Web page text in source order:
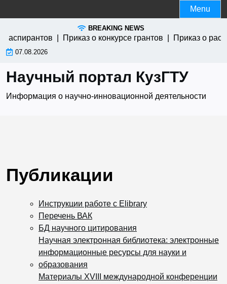
to
Menu
BREAKING NEWS
аспирантов | Приказ о конкурсе грантов | Приказ о
07.08.2026
Научный портал КузГТУ
Информация о научно-инновационной деятельности
Публикации
Инструкции работе с Elibrary
Перечень ВАК
БД научного цитирования
Научная электронная библиотека: электронные
информационные ресурсы для науки и
образования
Материалы XVIII международной конференции